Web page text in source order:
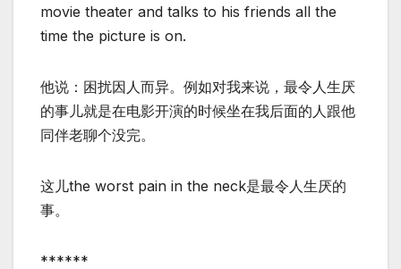
movie theater and talks to his friends all the
time the picture is on.
他说：困扰因人而异。例如对我来说，最令人生厌
的事儿就是在电影开演的时候坐在我后面的人跟他
同伴老聊个没完。
这儿the worst pain in the neck是最令人生厌的
事。
******